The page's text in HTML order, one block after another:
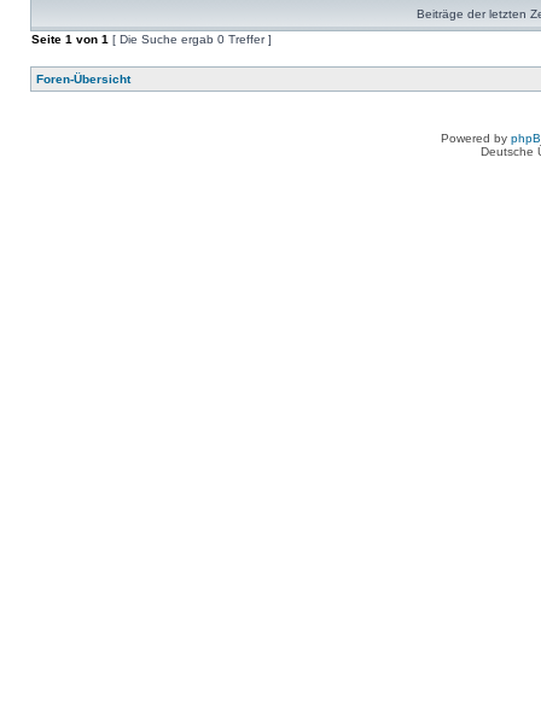
Beiträge der letzten
Seite 1 von 1 [ Die Suche ergab 0 Treffer ]
Foren-Übersicht
Powered by
Deutsche